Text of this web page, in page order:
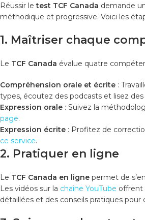
Réussir letest TCF Canada demande
méthodique et progressive. Voici les
1. Maîtriser chaque
Le TCF Canada évalue quatre
Compréhension orale et écrite :
types, écoutez des podcasts et lisez des
Expression orale : Suivez la
page.
Expression écrite : Profitez de
ce service.
2. Pratiquer en ligne
Le TCF Canada en ligne permet de
Les vidéos sur la chaîne YouTube offrent
détaillées et des conseils pratiques pour